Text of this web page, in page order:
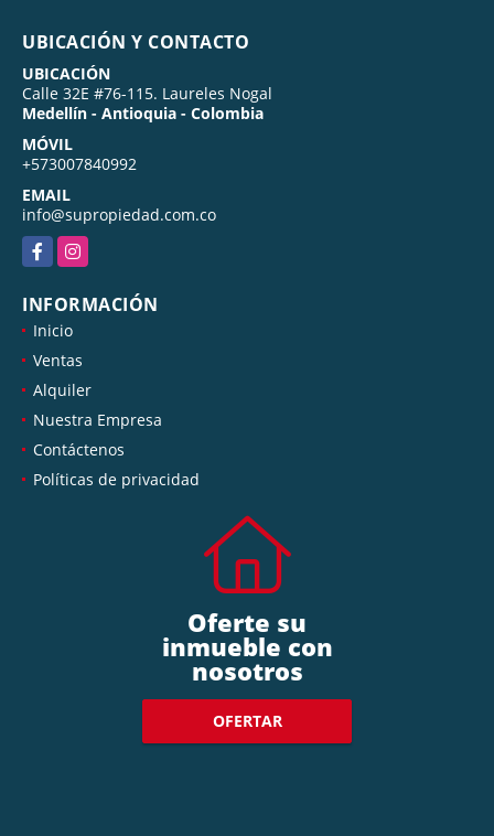
UBICACIÓN Y CONTACTO
UBICACIÓN
Calle 32E #76-115. Laureles Nogal
Medellín - Antioquia - Colombia
MÓVIL
+573007840992
EMAIL
info@supropiedad.com.co
FacebookInstagram
INFORMACIÓN
Inicio
Ventas
Alquiler
Nuestra Empresa
Contáctenos
Políticas de privacidad
Oferte su
inmueble con
nosotros
OFERTAR